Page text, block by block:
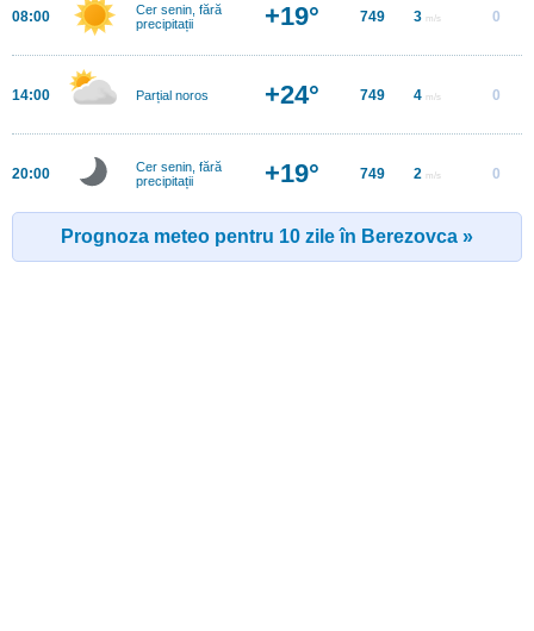
08:00
Cer senin, fără
precipitații
+19° 749 3 m/s 0
14:00 Parțial noros +24° 749 4 m/s 0
20:00
Cer senin, fără
precipitații
+19° 749 2 m/s 0
Prognoza meteo pentru 10 zile în Berezovca »